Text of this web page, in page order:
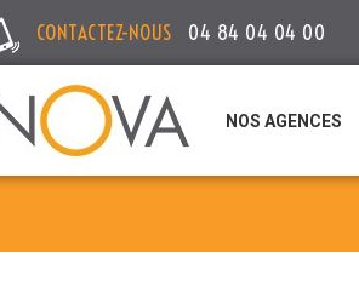
CONTACTEZ-NOUS 04 84 04 04 00
NOS AGENCES